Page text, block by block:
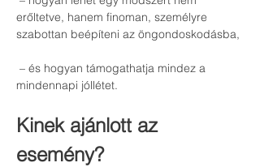
erőltetve, hanem finoman, személyre
szabottan beépíteni az öngondoskodásba,
mindennapi jóllétet.
Kinek ajánlott az
esemény?